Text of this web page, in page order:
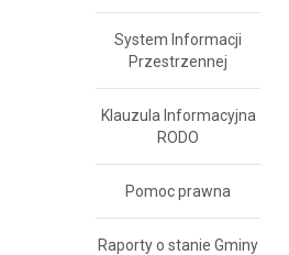
System Informacji
Przestrzennej
Klauzula Informacyjna
RODO
Pomoc prawna
Raporty o stanie Gminy